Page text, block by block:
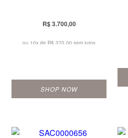
R$ 3.700,00
ou 10x de R$ 370,00 sem juros
SHOP NOW